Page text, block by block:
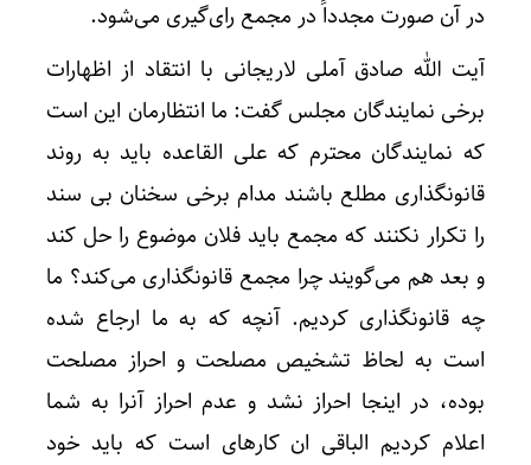
در آن صورت مجدداً در مجمع رای‌گیری می‌شود.
آیت الله صادق آملی لاریجانی با انتقاد از اظهارات
برخی نمایندگان مجلس گفت: ما انتظارمان این است
که نمایندگان محترم که علی القاعده باید به روند
قانونگذاری مطلع باشند مدام برخی سخنان بی سند
را تکرار نکنند که مجمع باید فلان موضوع را حل کند
و بعد هم می‌گویند چرا مجمع قانونگذاری می‌کند؟ ما
چه قانونگذاری کردیم. آنچه که به ما ارجاع شده
است به لحاظ تشخیص مصلحت و احراز مصلحت
بوده، در اینجا احراز نشد و عدم احراز آنرا به شما
اعلام کردیم الباقی ان کارهای است که باید خود